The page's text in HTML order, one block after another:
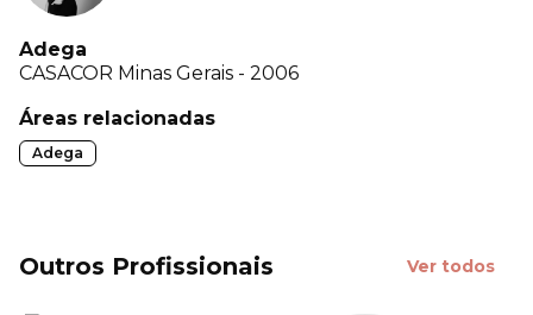
Adega
CASACOR Minas Gerais - 2006
Áreas relacionadas
Adega
Outros Profissionais Ver todos